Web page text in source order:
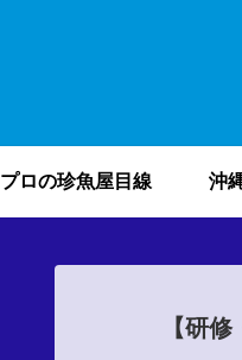
プロの珍魚屋目線 沖
【研